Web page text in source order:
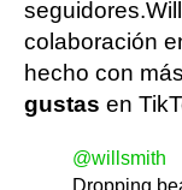
colaboración
hecho con
gustas en
@willsmith
Dropping